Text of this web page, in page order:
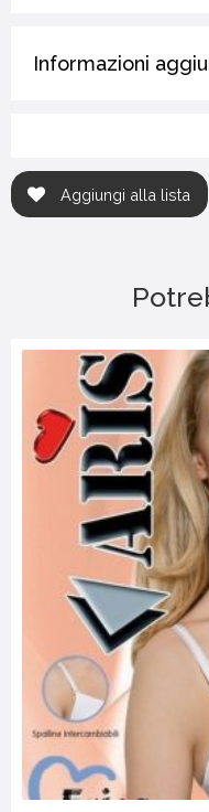
Informazioni
Aggiungi alla lista